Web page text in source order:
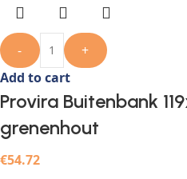
-
+
Add to cart
Provira Buitenbank
grenenhout
€54.72